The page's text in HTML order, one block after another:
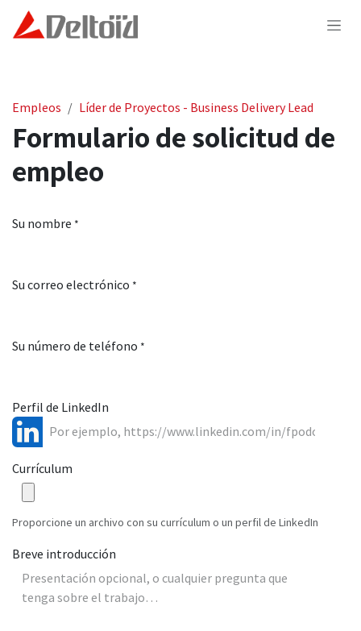
Ir al contenido
Empleos Líder de Proyectos - Business Delivery Lead
Formulario de solicitud de
empleo
Su nombre *
Su correo electrónico *
Su número de teléfono *
Perfil de LinkedIn
Currículum
Proporcione un archivo con su currículum o un perfil de LinkedIn
Breve introducción